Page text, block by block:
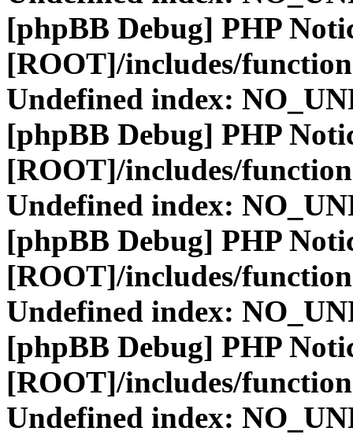
[phpBB Debug] PHP
[ROOT]/includes/
Undefined index:
[phpBB Debug] PHP
[ROOT]/includes/
Undefined index:
[phpBB Debug] PHP
[ROOT]/includes/
Undefined index:
[phpBB Debug] PHP
[ROOT]/includes/
Undefined index: